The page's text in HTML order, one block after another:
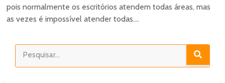
pois normalmente os escritórios atendem todas áreas, mas
as vezes é impossível atender todas....